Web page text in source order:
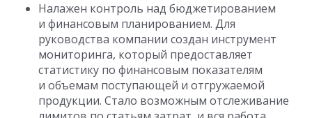
Налажен контроль над бюджетированием
и финансовым планированием. Для
руководства компании создан инструмент
мониторинга, который предоставляет
статистику по финансовым показателям
и объемам поступающей и отгружаемой
продукции. Стало возможным отслеживание